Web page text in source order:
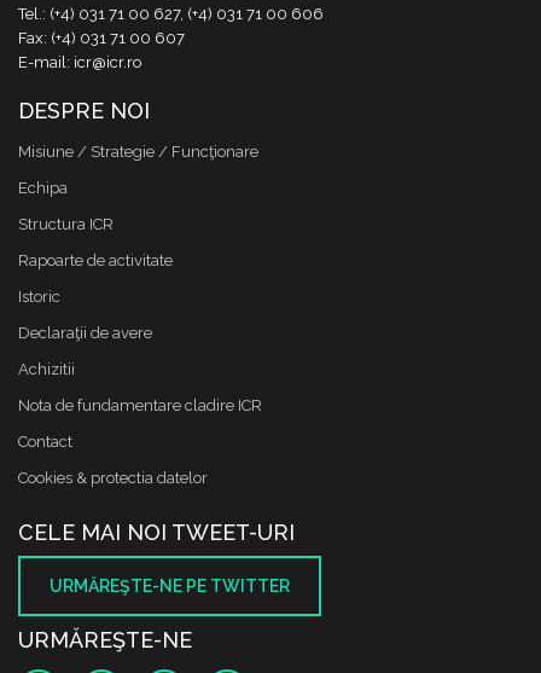
Tel.: (+4) 031 71 00 627, (+4) 031 71 00 606
Fax: (+4) 031 71 00 607
E-mail: icr@icr.ro
DESPRE NOI
Misiune / Strategie / Funcţionare
Echipa
Structura ICR
Rapoarte de activitate
Istoric
Declaraţii de avere
Achizitii
Nota de fundamentare cladire ICR
Contact
Cookies & protectia datelor
CELE MAI NOI TWEET-URI
URMĂREŞTE-NE PE TWITTER
URMĂREŞTE-NE